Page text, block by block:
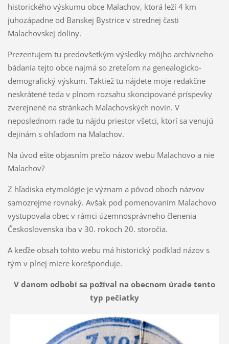
historického výskumu obce Malachov, ktorá leží 4 km
juhozápadne od Banskej Bystrice v strednej časti
Malachovskej doliny.
Prezentujem tu predovšetkým výsledky môjho archívneho
bádania tejto obce najmä so zreteľom na genealogicko-
demografický výskum. Taktiež tu nájdete moje redakčne
neskrátené teda v plnom rozsahu skoncipované príspevky
zverejnené na stránkach Malachovských novín. V
neposlednom rade tu nájdu priestor všetci, ktorí sa venujú
dejinám s ohľadom na Malachov.
Na úvod ešte objasním prečo názov webu Malachovo a nie
Malachov?
Z hľadiska etymológie je význam a pôvod oboch názvov
samozrejme rovnaký. Avšak pod pomenovaním Malachovo
vystupovala obec v rámci územnosprávneho členenia
Československa iba v 30. rokoch 20. storočia.
A keďže obsah tohto webu má historický podklad názov s
tým v plnej miere korešponduje.
V danom odbobí sa požíval na obecnom úrade tento
typ pečiatky